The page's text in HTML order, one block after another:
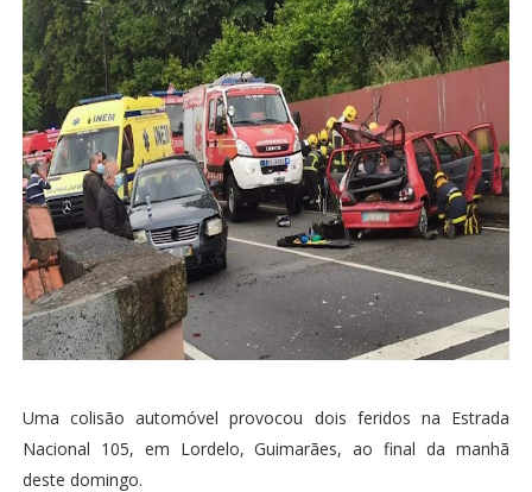
Uma colisão automóvel provocou dois feridos na Estrada
Nacional 105, em Lordelo, Guimarães, ao final da manhã
deste domingo.